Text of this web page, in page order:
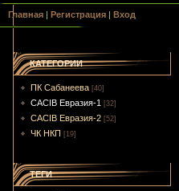
Главная | Регистрация | Вход
КАТЕГОРИИ
ПК Сабанеева [40]
CACIB Евразия-1 [32]
CACIB Евразия-2 [52]
ЧК НКП [19]
ТЕГИ